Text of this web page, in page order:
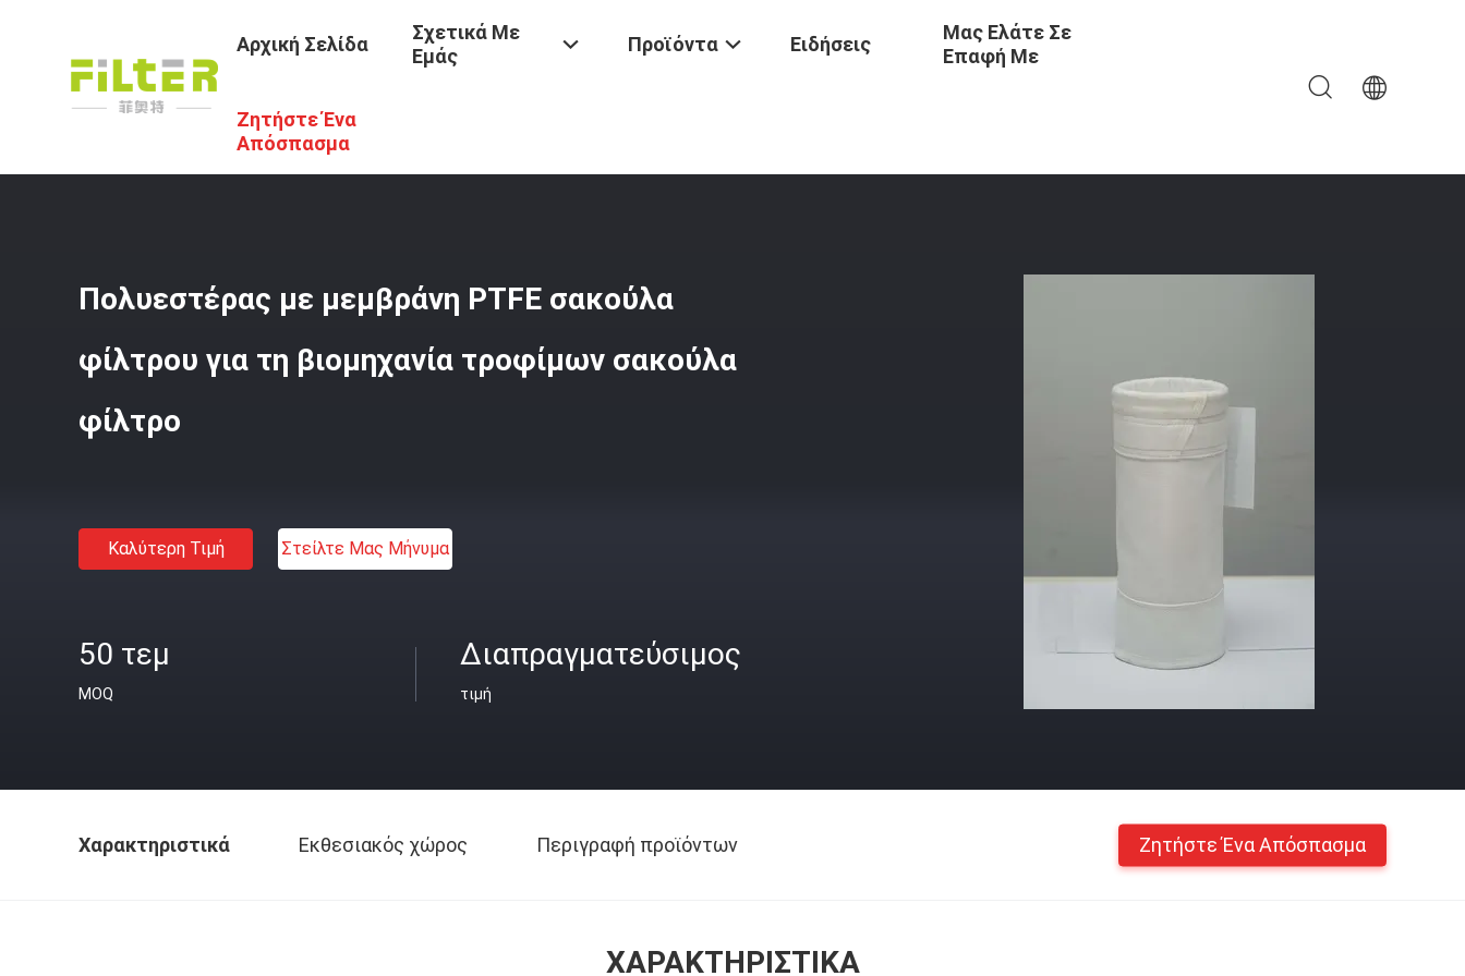
Αρχική Σελίδα
Σχετικά Με
Εμάς
Προϊόντα Ειδήσεις
Μας Ελάτε Σε
Επαφή Με
Ζητήστε Ένα
Απόσπασμα
Αρχική Σελίδα Προϊόντα / Σάκοι Φίλτρου Baghouse
Πολυεστέρας με μεμβράνη PTFE σακούλα
φίλτρου για τη βιομηχανία τροφίμων σακούλα
φίλτρο
Καλύτερη Τιμή Στείλτε Μας Μήνυμα
50 τεμ
MOQ
Διαπραγματεύσιμος
τιμή
Χαρακτηριστικά Εκθεσιακός χώρος Περιγραφή προϊόντων Ζητήστε Ένα Απόσπασμα
ΧΑΡΑΚΤΗΡΙΣΤΙΚΆ